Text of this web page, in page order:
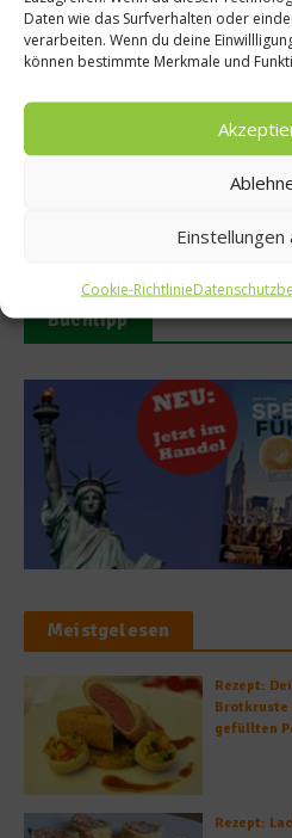
Daten wie das Surfverhalten oder
verarbeiten. Wenn du deine
können bestimmte Merkmale und
Einstellungen
Cookie-Richtlinie
Buchtipp
Meistgelesen
Rezept:
Brotkruste
gefüllten
Rezept: